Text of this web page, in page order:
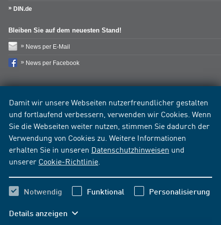
Damit wir unsere Webseiten nutzerfreundlicher gestalten
und fortlaufend verbessern, verwenden wir Cookies. Wenn
Sie die Webseiten weiter nutzen, stimmen Sie dadurch der
Verwendung von Cookies zu. Weitere Informationen
erhalten Sie in unseren Datenschutzhinweisen und
unserer Cookie-Richtlinie
Notwendig Funktional Personalisierung
Details anzeigen
DIN.de
Bleiben Sie auf dem neuesten Stand!
News per E-Mail
News per Facebook